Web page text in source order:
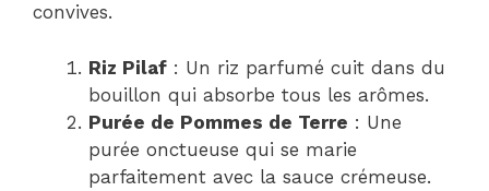
convives.
Riz Pilaf : Un riz parfumé cuit dans du
bouillon qui absorbe tous les arômes.
Purée de Pommes de Terre : Une
purée onctueuse qui se marie
parfaitement avec la sauce crémeuse.